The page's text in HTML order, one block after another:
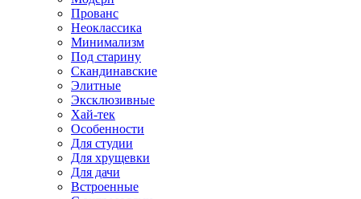
Прованс
Неоклассика
Минимализм
Под старину
Скандинавские
Элитные
Эксклюзивные
Хай-тек
Особенности
Для студии
Для хрущевки
Для дачи
Встроенные